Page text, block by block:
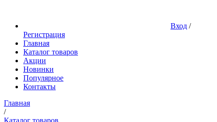
Вход /
Регистрация
Главная
Каталог товаров
Акции
Новинки
Популярное
Контакты
Главная
/
Каталог товаров